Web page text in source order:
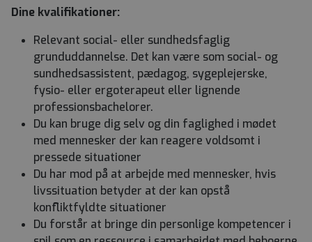
Dine kvalifikationer:
Relevant social- eller sundhedsfaglig
grunduddannelse. Det kan være som social- og
sundhedsassistent, pædagog, sygeplejerske,
fysio- eller ergoterapeut eller lignende
professionsbachelorer.
Du kan bruge dig selv og din faglighed i mødet
med mennesker der kan reagere voldsomt i
pressede situationer
Du har mod på at arbejde med mennesker, hvis
livssituation betyder at der kan opstå
konfliktfyldte situationer
Du forstår at bringe din personlige kompetencer i